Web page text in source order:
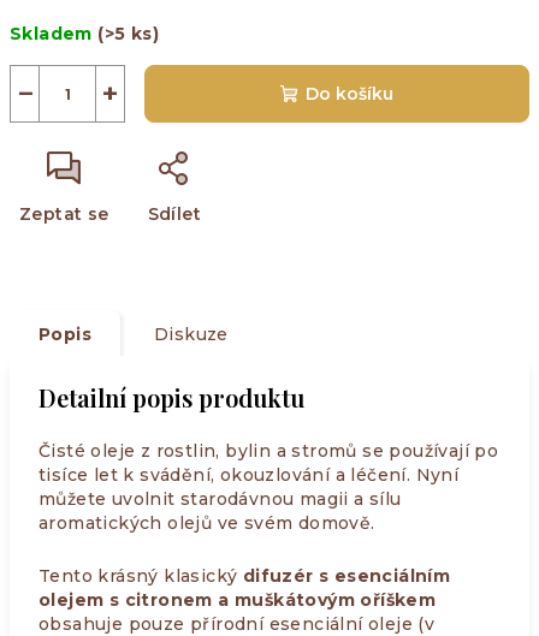
cena:
Skladem (>5 ks)
+
− Do košíku
Zeptat se Sdílet
Popis Diskuze
Detailní popis produktu
Čisté oleje z rostlin, bylin a stromů se používají po
tisíce let k svádění, okouzlování a léčení. Nyní
můžete uvolnit starodávnou magii a sílu
aromatických olejů ve svém domově.
Tento krásný klasický difuzér s esenciálním
olejem s citronem a muškátovým oříškem
obsahuje pouze přírodní esenciální oleje (v